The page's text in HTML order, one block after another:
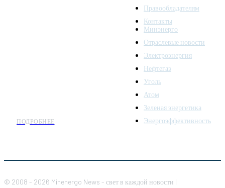
ПОДРОБНЕЕ
Правообладателям
Контакты
Минэнерго
Отраслевые новости
Электроэнергия
Нефтегаз
Уголь
Атом
Зеленая энергетика
Энергоэффективность
© 2008 - 2026 Minenergo News - свет в каждой новости |